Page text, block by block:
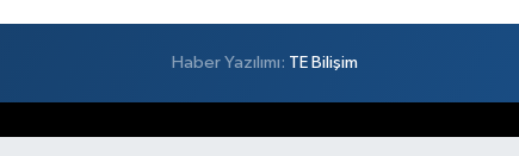
Haber Yazılımı: TE Bilişim